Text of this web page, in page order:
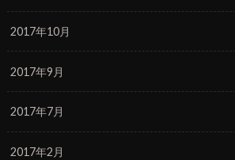
2017年10月
2017年9月
2017年7月
2017年2月